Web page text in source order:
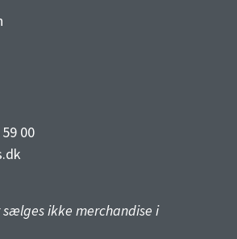
00
sælges ikke merchandise i